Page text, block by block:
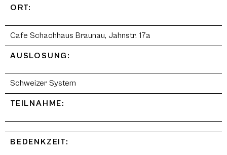
ORT:
Cafe Schachhaus Braunau, Jahnstr. 17a
AUSLOSUNG:
Schweizer System
TEILNAHME:
BEDENKZEIT: